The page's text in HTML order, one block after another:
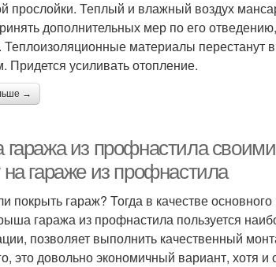
прослойки. Теплый и влажный воздух
дополнительных мер по его
Теплоизоляционные материалы
Придется усиливать отопление.
→
из профнастила
гараже из профнастила
покрыть гараж? Тогда в качестве
гаража из профнастила пользуется
позволяет выполнить качественный
это довольно экономичный вариант, хотя